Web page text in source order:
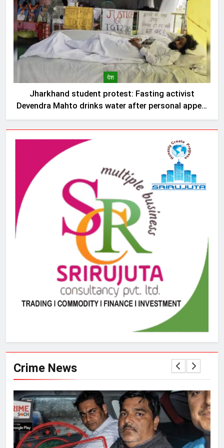
देश
Jharkhand student protest: Fasting activist
Devendra Mahto drinks water after personal appeal
by Sonam Wangchuk
Crime News